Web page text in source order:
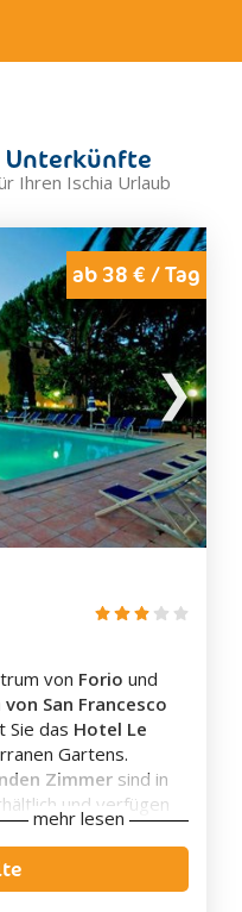
Ihren Ischia Urlaub
ab 38 € / Tag
von Forio und
San Francesco
das Hotel Le
Gartens.
Zimmer sind in
und verfügen
mit Dusche und
ein
oder eine
mehr lesen